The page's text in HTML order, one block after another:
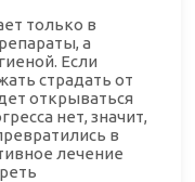
только в
а
Если
страдать от
открываться
нет, значит,
в
лечение